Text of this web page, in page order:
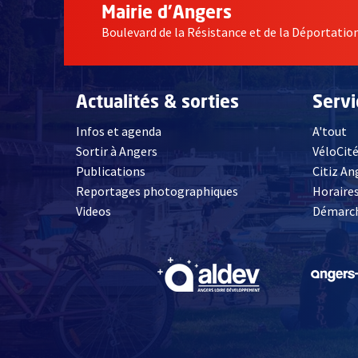
Mairie d'Angers
Boulevard de la Résistance et de la Déportation
Actualités & sorties
Infos et agenda
Sortir à Angers
Publications
Reportages photographiques
Videos, Ouvre une nouvelle fenêtre
A'tout
VéloCité
Citiz
, Ouvre une